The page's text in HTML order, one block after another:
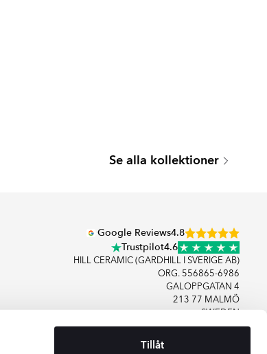
Tillåt
Se alla kollektioner
Google Reviews4.8
Trustpilot4.6
HILL CERAMIC (GARDHILL I SVERIGE AB)
ORG. 556865-6986
GALOPPGATAN 4
213 77 MALMÖ
SWEDEN